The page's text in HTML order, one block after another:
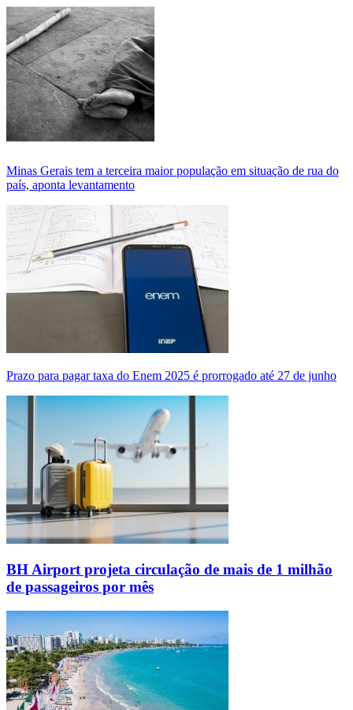
Minas Gerais tem a terceira maior população em situação de rua do
país, aponta levantamento
Prazo para pagar taxa do Enem 2025 é prorrogado até 27 de junho
BH Airport projeta circulação de mais de 1 milhão
de passageiros por mês